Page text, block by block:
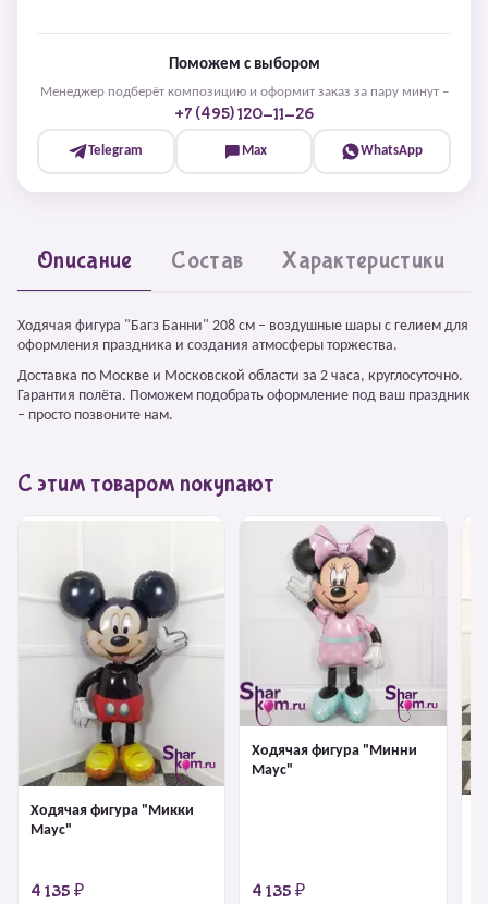
Поможем с выбором
Менеджер подберёт композицию и оформит заказ за пару минут –
+7 (495) 120-11-26
Telegram Max WhatsApp
Описание Состав Характеристики
Ходячая фигура "Багз Банни" 208 см – воздушные шары с гелием для
оформления праздника и создания атмосферы торжества.
Доставка по Москве и Московской области за 2 часа, круглосуточно.
Гарантия полёта. Поможем подобрать оформление под ваш праздник
– просто позвоните нам.
С этим товаром покупают
Ходячая фигура "Микки
Маус"
4 135 ₽
Ходячая фигура "Минни
Маус"
4 135 ₽